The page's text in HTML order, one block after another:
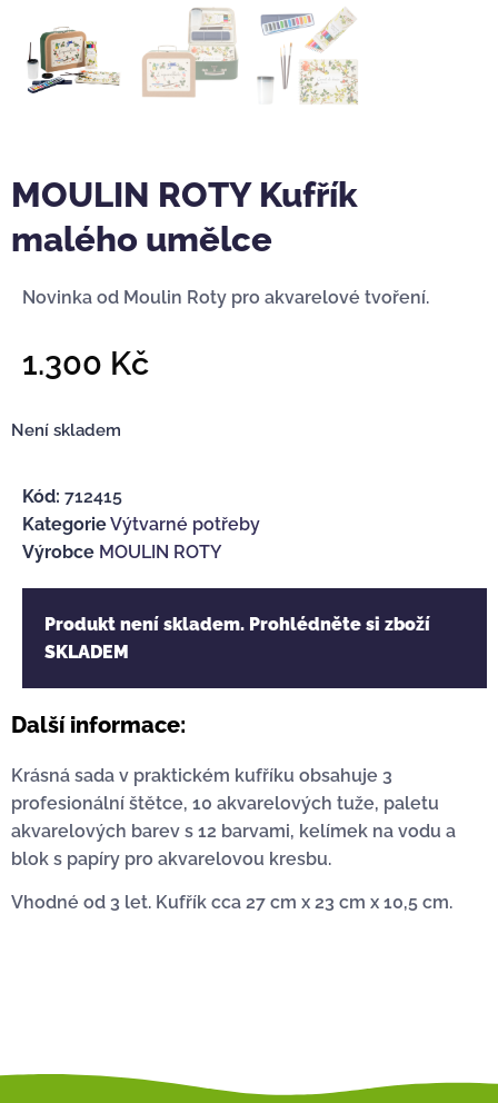
MOULIN ROTY Kufřík
malého umělce
Novinka od Moulin Roty pro akvarelové tvoření.
1.300 Kč
Není skladem
Kód: 712415
KategorieVýtvarné potřeby
Výrobce MOULIN ROTY
Produkt není skladem. Prohlédněte si zboží
SKLADEM
Další informace:
Krásná sada v praktickém kufříku obsahuje 3
profesionální štětce, 10 akvarelových tuže, paletu
akvarelových barev s 12 barvami, kelímek na vodu a
blok s papíry pro akvarelovou kresbu.
Vhodné od 3 let. Kufřík cca 27 cm x 23 cm x 10,5 cm.